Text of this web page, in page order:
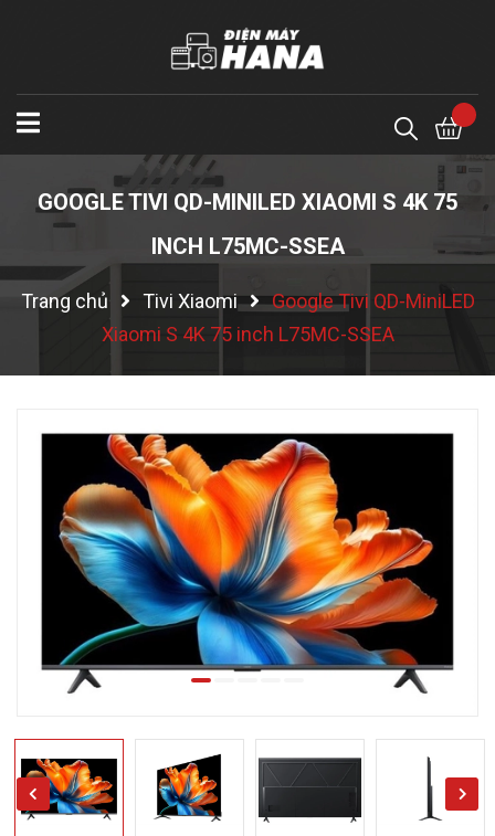
GOOGLE TIVI QD-MINILED XIAOMI S 4K 75
INCH L75MC-SSEA
Trang chủ Tivi Xiaomi
Google Tivi QD-MiniLED
Xiaomi S 4K 75 inch L75MC-SSEA